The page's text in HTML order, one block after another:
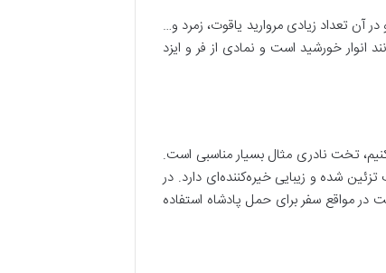
آن تعداد زیادی مروارید یاقوت، زمرد و…
خورشید است و نمادی از فر و ایزد
کنیم، تخت نادری مثال بسیار مناسبی است.
شده و زیبایی خیره‌کننده‌ای دارد. در
در مواقع سفر برای حمل پادشاه استفاده